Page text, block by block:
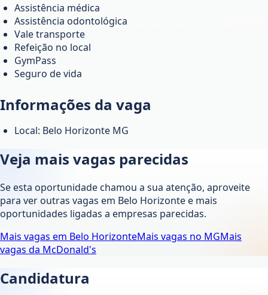
Assistência médica
Assistência odontológica
Vale transporte
Refeição no local
GymPass
Seguro de vida
Informações da vaga
Local: Belo Horizonte MG
Veja mais vagas parecidas
Se esta oportunidade chamou a sua atenção, aproveite
para ver outras vagas em Belo Horizontee mais
oportunidades ligadas a empresas parecidas.
Mais vagas em Belo HorizonteMais vagas no MGMais
vagas da McDonald's
Candidatura